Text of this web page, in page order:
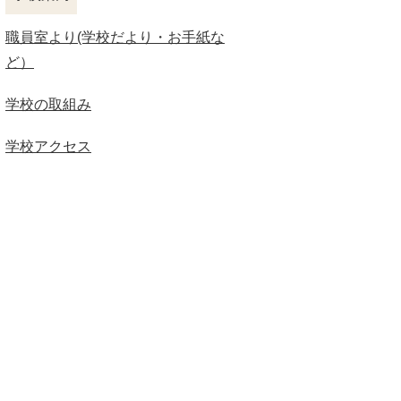
職員室より(学校だより・お手紙な
ど）
学校の取組み
学校アクセス